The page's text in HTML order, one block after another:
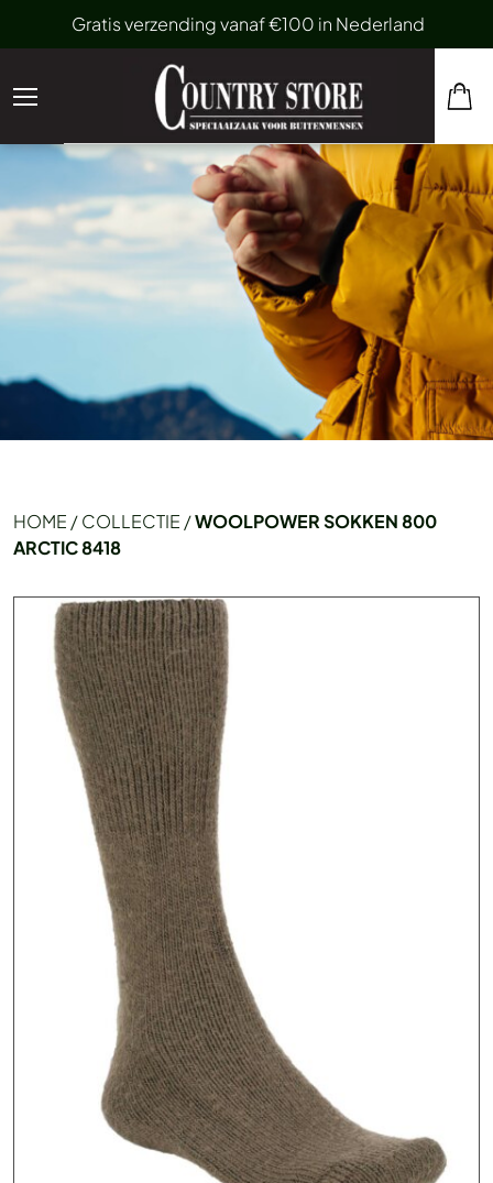
Gratis verzending vanaf €100 in Nederland
HOME /COLLECTIE /WOOLPOWER SOKKEN 800
ARCTIC 8418